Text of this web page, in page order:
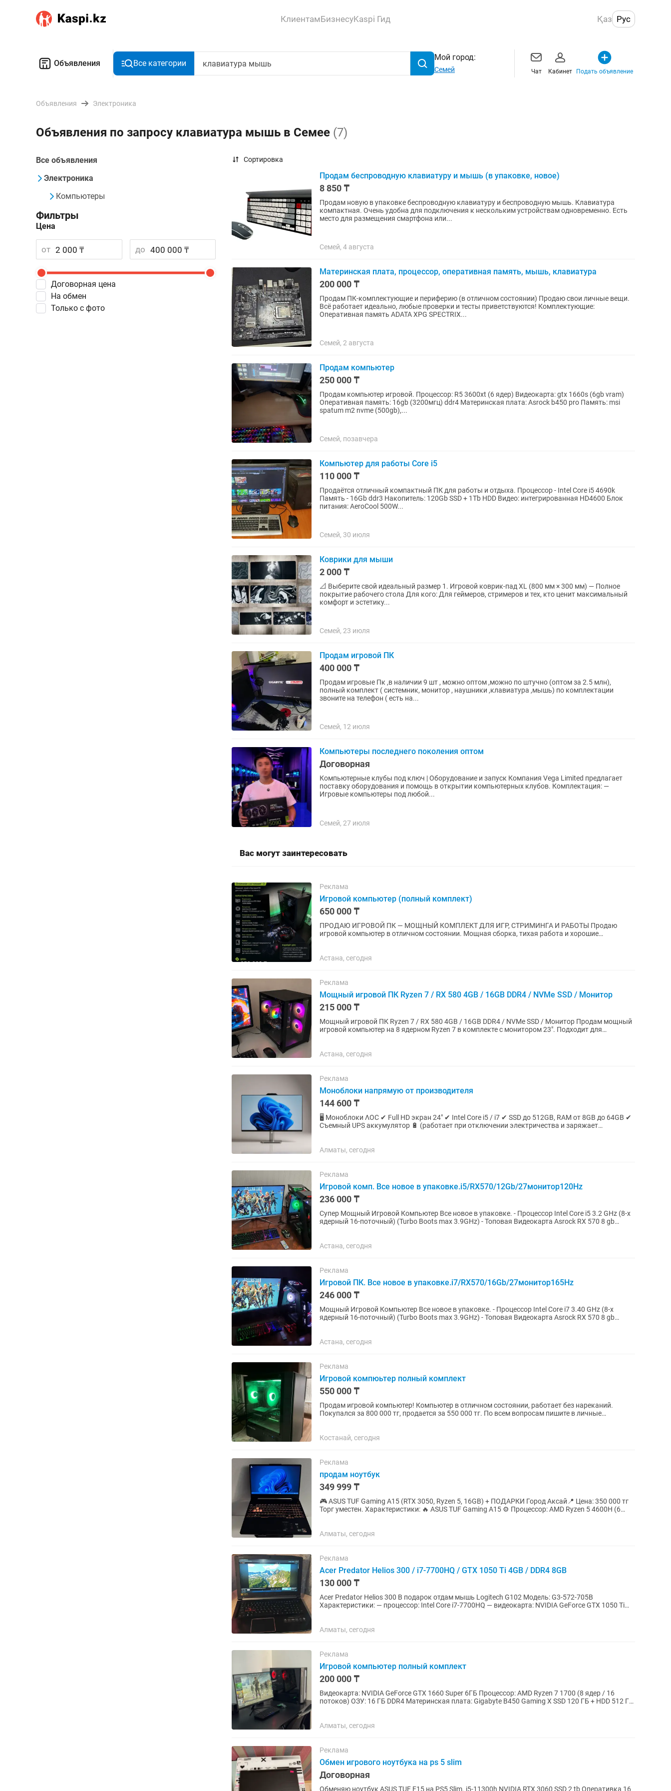
КлиентамБизнесуKaspi Гид Қаз Рус
Объявления Все категории
Мой город:
Семей Чат Кабинет Подать объявление
Объявления Электроника
Объявления по запросу клавиатура мышь в Семее (7)
Все объявления
Электроника
Компьютеры
Фильтры
Цена
от до
Договорная цена
На обмен
Только с фото
Сортировка
Продам беспроводную клавиатуру и мышь (в упаковке, новое)
8 850 ₸
Продам новую в упаковке беспроводную клавиатуру и беспроводную мышь. Клавиатура
компактная. Очень удобна для подключения к нескольким устройствам одновременно. Есть
место для размещения смартфона или...
Семей, 4 августа
Материнская плата, процессор, оперативная память, мышь, клавиатура
200 000 ₸
Продам ПК-комплектующие и периферию (в отличном состоянии) Продаю свои личные вещи.
Всё работает идеально, любые проверки и тесты приветствуются! Комплектующие:
Оперативная память ADATA XPG SPECTRIX...
Семей, 2 августа
Продам компьютер
250 000 ₸
Продам компьютер игровой. Процессор: R5 3600xt (6 ядер) Видеокарта: gtx 1660s (6gb vram)
Оперативная память: 16gb (3200мгц) ddr4 Материнская плата: Asrock b450 pro Память: msi
spatum m2 nvme (500gb),...
Семей, позавчера
Компьютер для работы Core i5
110 000 ₸
Продаётся отличный компактный ПК для работы и отдыха. Процессор - Intel Core i5 4690k
Память - 16Gb ddr3 Накопитель: 120Gb SSD + 1Tb HDD Видео: интегрированная HD4600 Блок
питания: AeroCool 500W...
Семей, 30 июля
Коврики для мыши
2 000 ₸
📐 Выберите свой идеальный размер 1. Игровой коврик-пад XL (800 мм × 300 мм) — Полное
покрытие рабочего стола Для кого: Для геймеров, стримеров и тех, кто ценит максимальный
комфорт и эстетику...
Семей, 23 июля
Продам игровой ПК
400 000 ₸
Продам игровые Пк ,в наличии 9 шт , можно оптом ,можно по штучно (оптом за 2.5 млн),
полный комплект ( системник, монитор , наушники ,клавиатура ,мышь) по комплектации
звоните на телефон ( есть на...
Семей, 12 июля
Компьютеры последнего поколения оптом
Договорная
Компьютерные клубы под ключ | Оборудование и запуск Компания Vega Limited предлагает
поставку оборудования и помощь в открытии компьютерных клубов. Комплектация: —
Игровые компьютеры под любой...
Семей, 27 июля
Вас могут заинтересовать
Реклама
Игровой компьютер (полный комплект)
650 000 ₸
ПРОДАЮ ИГРОВОЙ ПК — МОЩНЫЙ КОМПЛЕКТ ДЛЯ ИГР, СТРИМИНГА И РАБОТЫ Продаю
игровой компьютер в отличном состоянии. Мощная сборка, тихая работа и хорошие
Астана, сегодня
Реклама
Мощный игровой ПК Ryzen 7 / RX 580 4GB / 16GB DDR4 / NVMe SSD / Монитор
215 000 ₸
Мощный игровой ПК Ryzen 7 / RX 580 4GB / 16GB DDR4 / NVMe SSD / Монитор Продам мощный
игровой компьютер на 8 ядерном Ryzen 7 в комплекте с монитором 23". Подходит для
Астана, сегодня
Реклама
Моноблоки напрямую от производителя
144 600 ₸
🖥 Моноблоки ΛОС ✔ Full HD экран 24″ ✔ Intel Core i5 / i7 ✔ SSD до 512GB, RAM от 8GB до 64GB ✔
Съемный UPS аккумулятор 🔋 (работает при отключении электричества и заряжает
Алматы, сегодня
Реклама
Игровой комп. Все новое в упаковке.i5/RX570/12Gb/27монитор120Hz
236 000 ₸
Супер Мощный Игровой Компьютер Все новое в упаковке. - Процессор Intel Core i5 3.2 GHz (8-x
ядерный 16-поточный) (Turbo Boots max 3.9GHz) - Топовая Видеокарта Asrock RX 570 8 gb
Астана, сегодня
Реклама
Игровой ПК. Все новое в упаковке.i7/RX570/16Gb/27монитор165Hz
246 000 ₸
Мощный Игровой Компьютер Все новое в упаковке. - Процессор Intel Core i7 3.40 GHz (8-x
ядерный 16-поточный) (Turbo Boots max 3.9GHz) - Топовая Видеокарта Asrock RX 570 8 gb
Астана, сегодня
Реклама
Игровой компюьтер полный комплект
550 000 ₸
Продам игровой компьютер! Компьютер в отличном состоянии, работает без нареканий.
Покупался за 800 000 тг, продается за 550 000 тг. По всем вопросам пишите в личные
Костанай, сегодня
Реклама
продам ноутбук
349 999 ₸
🎮 ASUS TUF Gaming A15 (RTX 3050, Ryzen 5, 16GB) + ПОДАРКИ Город Аксай📍 Цена: 350 000 тг
Торг уместен. Характеристики: 🔥 ASUS TUF Gaming A15 ⚙️ Процессор: AMD Ryzen 5 4600H (6
Алматы, сегодня
Реклама
Acer Predator Helios 300 / i7-7700HQ / GTX 1050 Ti 4GB / DDR4 8GB
130 000 ₸
Acer Predator Helios 300 В подарок отдам мышь Logitech G102 Модель: G3-572-705B
Характеристики: — процессор: Intel Core i7-7700HQ — видеокарта: NVIDIA GeForce GTX 1050 Ti
Алматы, сегодня
Реклама
Игровой компьютер полный комплект
200 000 ₸
Видеокарта: NVIDIA GeForce GTX 1660 Super 6ГБ Процессор: AMD Ryzen 7 1700 (8 ядер / 16
потоков) ОЗУ: 16 ГБ DDR4 Материнская плата: Gigabyte B450 Gaming X SSD 120 ГБ + HDD 512 ГБ
Алматы, сегодня
Реклама
Обмен игрового ноутбука на ps 5 slim
Договорная
Обменяю ноутбук ASUS TUF F15 на PS5 Slim. i5-11300h NVIDIA RTX 3060 SSD 2 tb Оперативка 16